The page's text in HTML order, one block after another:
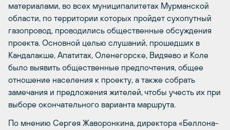
материалами, во всех муниципалитетах Мурманской
области, по территории которых пройдет сухопутный
газопровод, проводились общественные обсуждения
проекта. Основной целью слушаний, прошедших в
Кандалакше, Апатитах, Оленегорске, Видяево и Коле
было выявить общественные предпочтения, общее
отношение населения к проекту, а также собрать
замечания и предложения жителей, чтобы учесть их при
выборе окончательного варианта маршрута.
По мнению Сергея Жаворонкина, директора «Беллона-